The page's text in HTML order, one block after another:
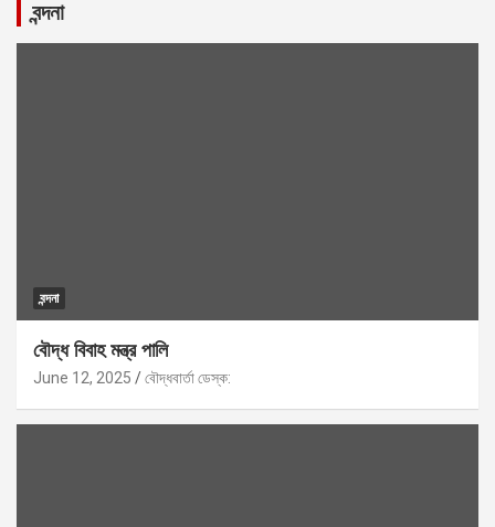
বন্দনা
বন্দনা
বৌদ্ধ বিবাহ মন্ত্র পালি
June 12, 2025 বৌদ্ধবার্তা ডেস্ক: